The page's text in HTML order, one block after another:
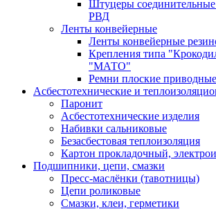
Штуцеры
РВД
Ленты конвейерные
Ленты конвейерные
Крепления типа
"МАТО"
Ремни плоские
Асбестотехнические и
Паронит
Асбестотехнические изделия
Набивки сальниковые
Безасбестовая теплоизоляция
Картон прокладочный,
Подшипники, цепи, смазки
Пресс-маслёнки (тавотницы)
Цепи роликовые
Смазки, клеи, герметики